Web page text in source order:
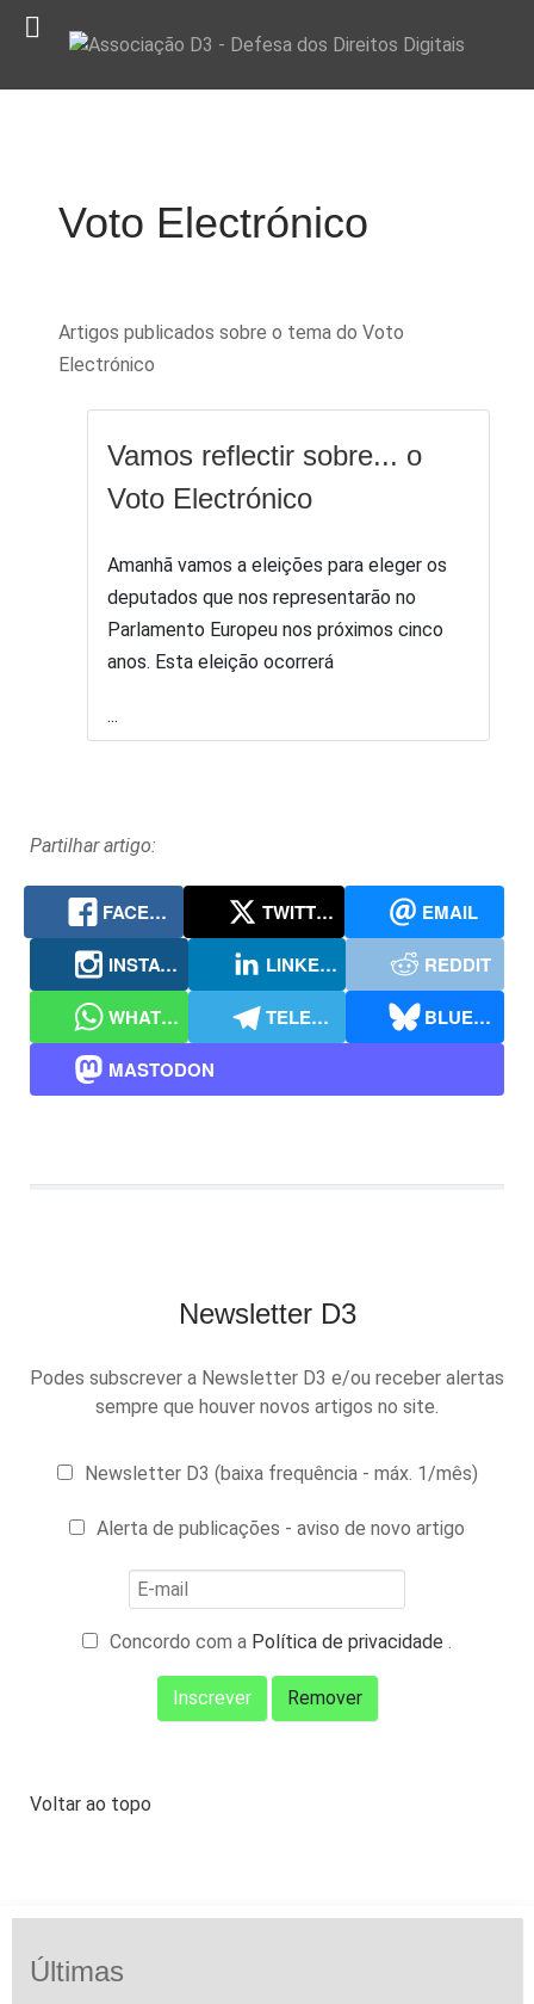
Voto Electrónico
Artigos publicados sobre o tema do Voto
Electrónico
Vamos reflectir sobre... o
Voto Electrónico
Amanhã vamos a eleições para eleger os
deputados que nos representarão no
Parlamento Europeu nos próximos cinco
anos. Esta eleição ocorrerá
...
Partilhar artigo:
FACEBOOK TWITTER
EMAIL
INSTAGRAM
LINKEDIN
REDDIT
WHATSAPP
TELEGRAM
BLUESKY
MASTODON
Newsletter D3
Podes subscrever a Newsletter D3 e/ou receber alertas
sempre que houver novos artigos no site.
Newsletter D3 (baixa frequência - máx. 1/mês)
Alerta de publicações - aviso de novo artigo
Concordo com a Política de privacidade
Voltar ao topo
Últimas